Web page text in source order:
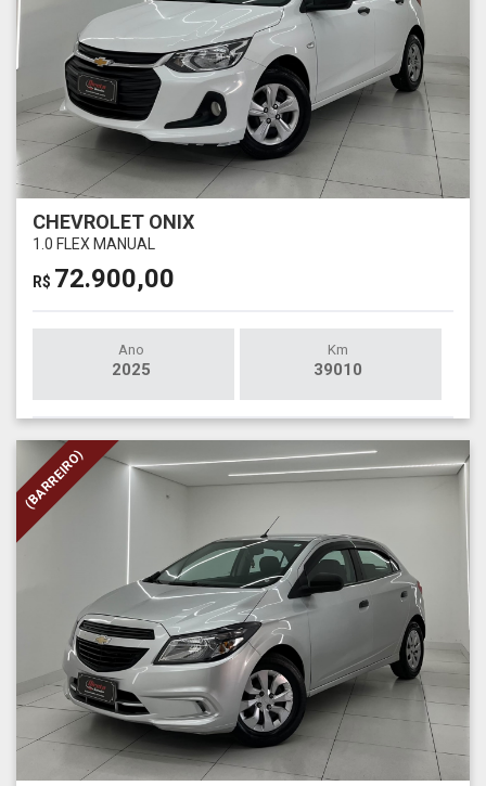
CHEVROLET ONIX
1.0 FLEX MANUAL
R$ 72.900,00
Ano
2025
Km
39010
(BARREIRO)